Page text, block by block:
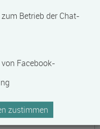
Betrieb der Chat-
Facebook-
zustimmen